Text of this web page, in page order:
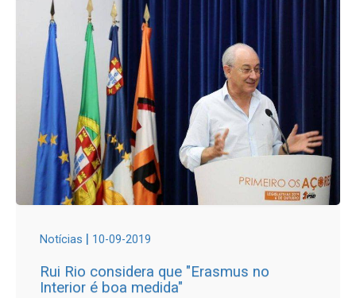
Notícias | 10-09-2019
Rui Rio considera que "Erasmus no
Interior é boa medida"